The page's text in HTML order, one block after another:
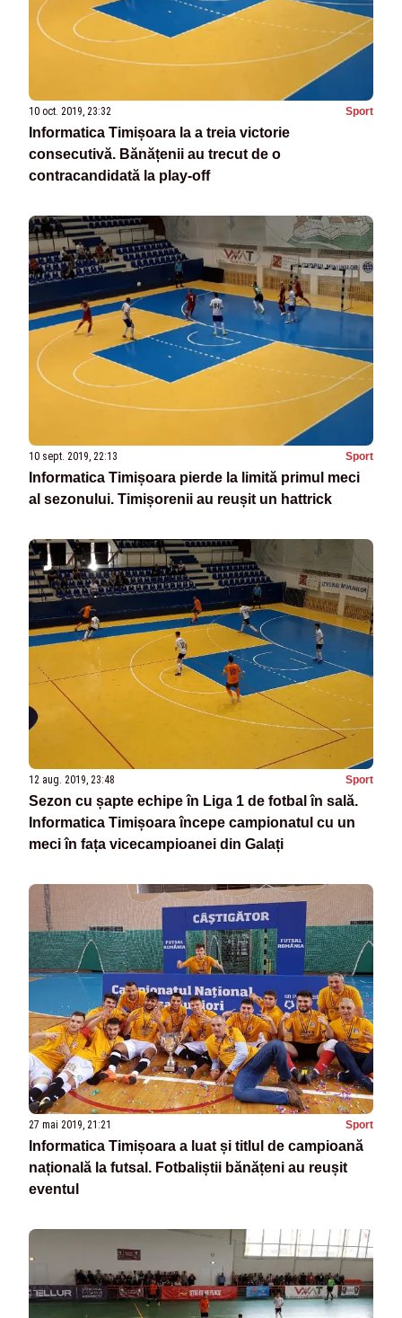
10 oct. 2019, 23:32 Sport
Informatica Timișoara la a treia victorie
consecutivă. Bănățenii au trecut de o
contracandidată la play-off
10 sept. 2019, 22:13 Sport
Informatica Timișoara pierde la limită primul meci
al sezonului. Timișorenii au reușit un hattrick
12 aug. 2019, 23:48 Sport
Sezon cu șapte echipe în Liga 1 de fotbal în sală.
Informatica Timișoara începe campionatul cu un
meci în fața vicecampioanei din Galați
27 mai 2019, 21:21 Sport
Informatica Timișoara a luat și titlul de campioană
națională la futsal. Fotbaliștii bănățeni au reușit
eventul